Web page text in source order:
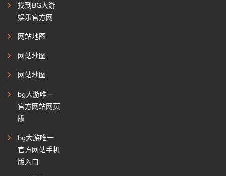
找到BG大游
娱乐官方网
网站地图
网站地图
网站地图
bg大游唯一
官方网站网页
版
bg大游唯一
官方网站手机
版入口